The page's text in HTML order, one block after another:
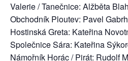
Valerie / Tanečnice: Alžběta
Obchodník Ploutev: Pavel
Hostinská Greta: Kateřina
Společnice Sára: Kateřina
Námořník Horác / Pirát: Rudolf